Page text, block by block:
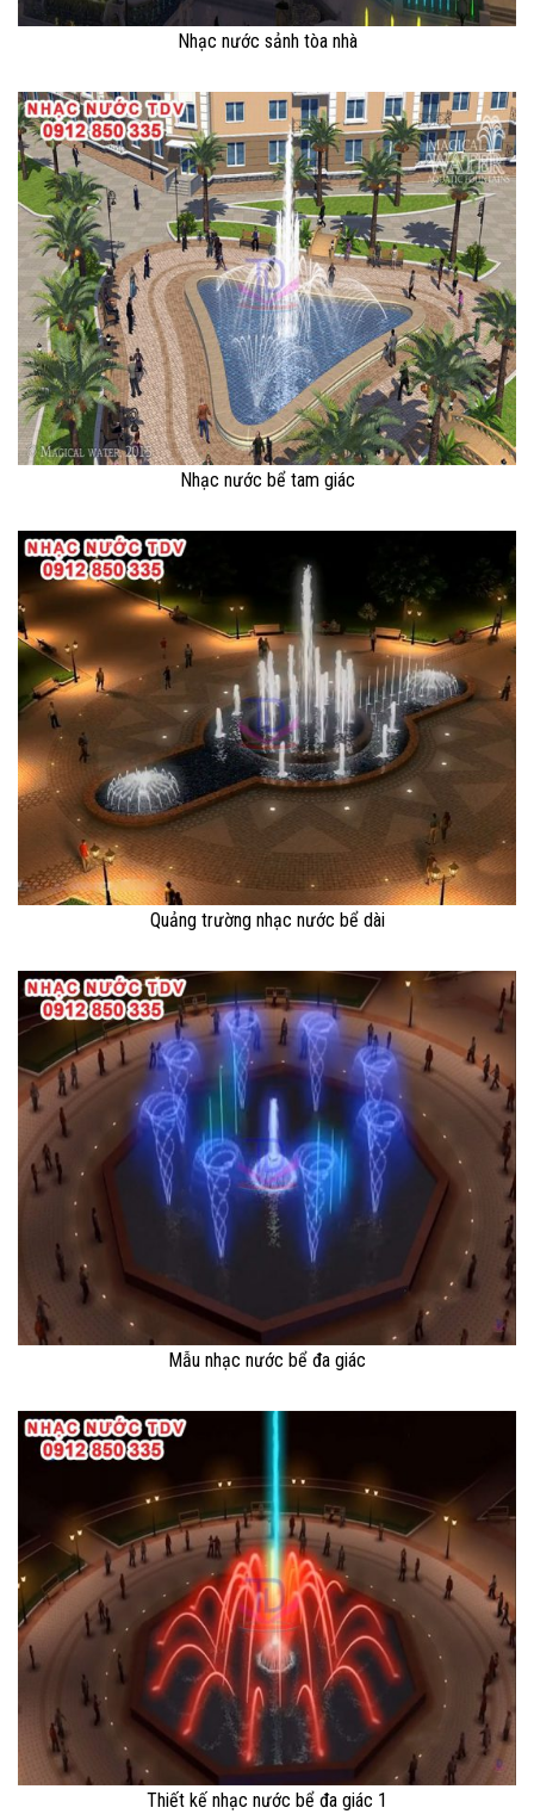
Nhạc nước sảnh tòa nhà
Nhạc nước bể tam giác
Quảng trường nhạc nước bể dài
Mẫu nhạc nước bể đa giác
Thiết kế nhạc nước bể đa giác 1